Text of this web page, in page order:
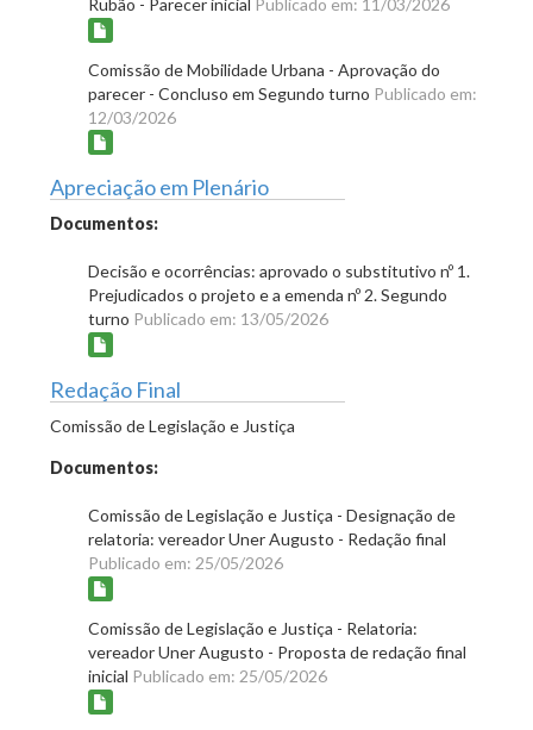
Comissão de Mobilidade Urbana - Aprovação do
parecer - Concluso em Segundo turno Publicado em:
12/03/2026
Apreciação em Plenário
Documentos:
Decisão e ocorrências: aprovado o substitutivo nº 1.
Prejudicados o projeto e a emenda nº 2. Segundo
turno Publicado em: 13/05/2026
Redação Final
Comissão de Legislação e Justiça
Documentos:
Comissão de Legislação e Justiça - Designação de
relatoria: vereador Uner Augusto - Redação final
Publicado em: 25/05/2026
Comissão de Legislação e Justiça - Relatoria:
vereador Uner Augusto - Proposta de redação final
inicial Publicado em: 25/05/2026